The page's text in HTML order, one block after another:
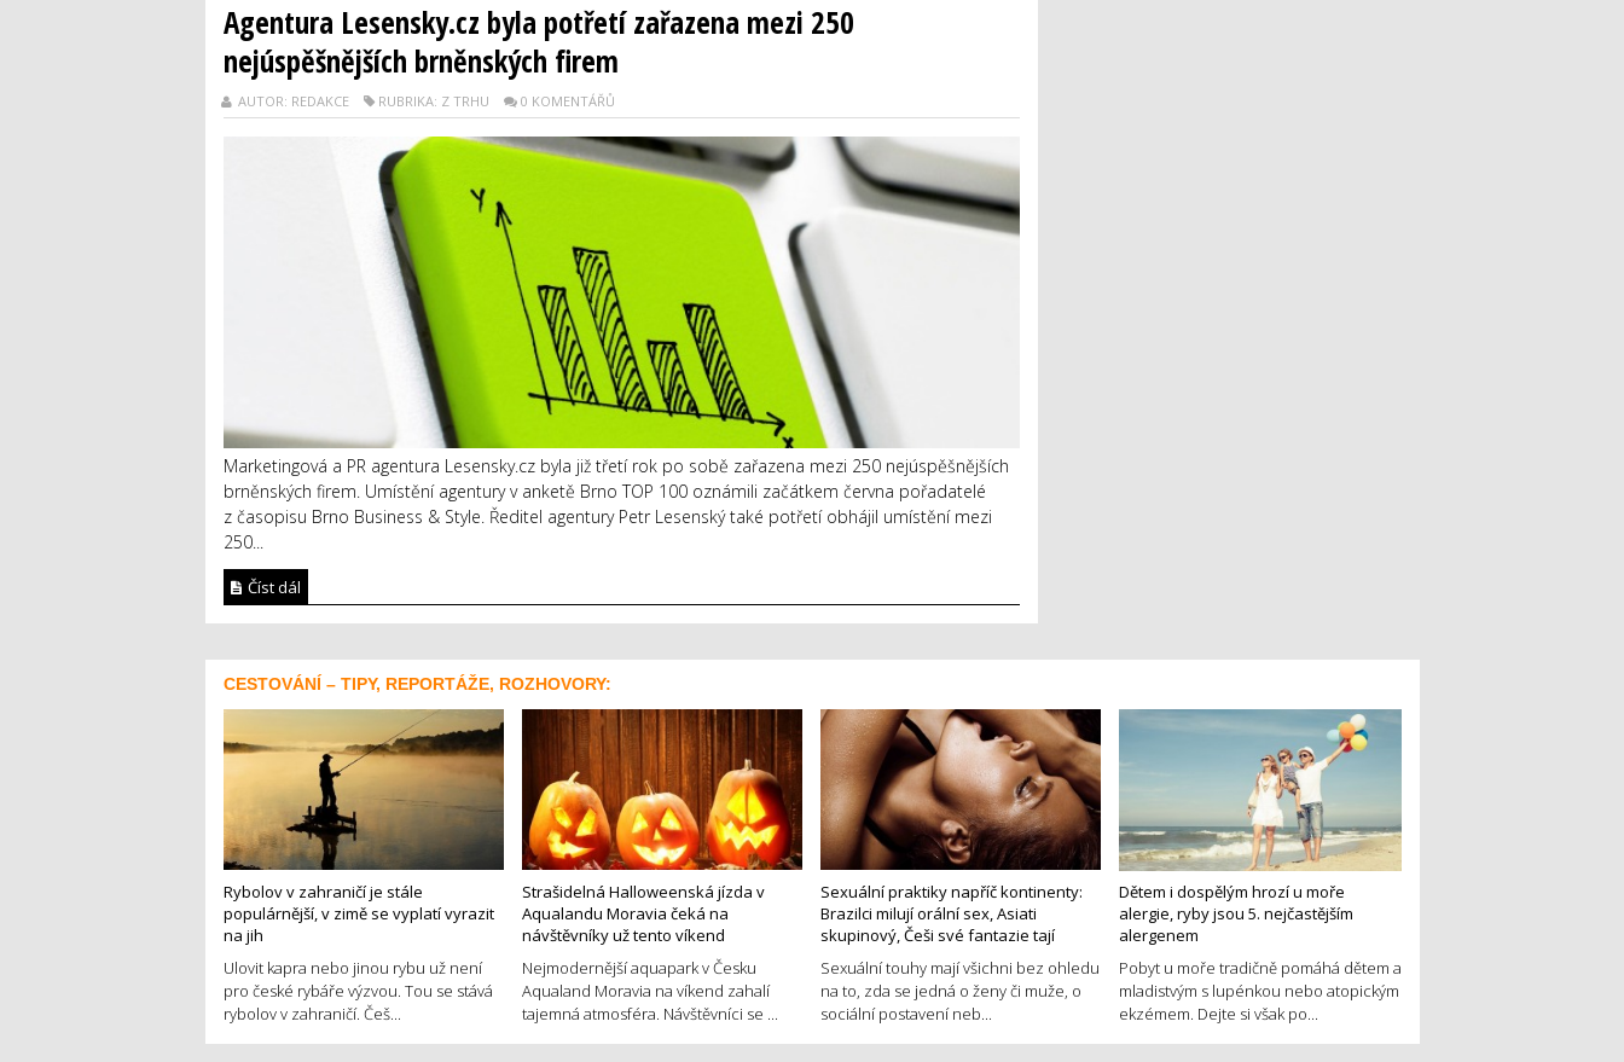
Agentura Lesensky.cz byla potřetí zařazena mezi 250
nejúspěšnějších brněnských firem
AUTOR: REDAKCE RUBRIKA: Z TRHU 0 KOMENTÁŘŮ
Marketingová a PR agentura Lesensky.cz byla již třetí rok po sobě zařazena mezi 250 nejúspěšnějších
brněnských firem. Umístění agentury v anketě Brno TOP 100 oznámili začátkem června pořadatelé
z časopisu Brno Business & Style. Ředitel agentury Petr Lesenský také potřetí obhájil umístění mezi
250...
Číst dál
CESTOVÁNÍ – TIPY, REPORTÁŽE, ROZHOVORY:
Rybolov v zahraničí je stále
populárnější, v zimě se vyplatí vyrazit
na jih
Ulovit kapra nebo jinou rybu už není
pro české rybáře výzvou. Tou se stává
rybolov v zahraničí. Češ...
Strašidelná Halloweenská jízda v
Aqualandu Moravia čeká na
návštěvníky už tento víkend
Nejmodernější aquapark v Česku
Aqualand Moravia na víkend zahalí
tajemná atmosféra. Návštěvníci se ...
Sexuální praktiky napříč kontinenty:
Brazilci milují orální sex, Asiati
skupinový, Češi své fantazie tají
Sexuální touhy mají všichni bez ohledu
na to, zda se jedná o ženy či muže, o
sociální postavení neb...
Dětem i dospělým hrozí u moře
alergie, ryby jsou 5. nejčastějším
alergenem
Pobyt u moře tradičně pomáhá dětem a
mladistvým s lupénkou nebo atopickým
ekzémem. Dejte si však po...